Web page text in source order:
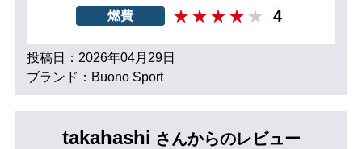
燃費 4
投稿日：2026年04月29日
ブランド：Buono Sport
takahashi さんからのレビュー